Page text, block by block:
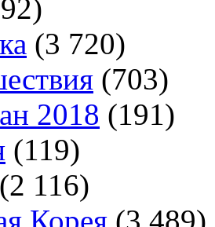
(3 720)
(703)
2018 (191)
(119)
(2 116)